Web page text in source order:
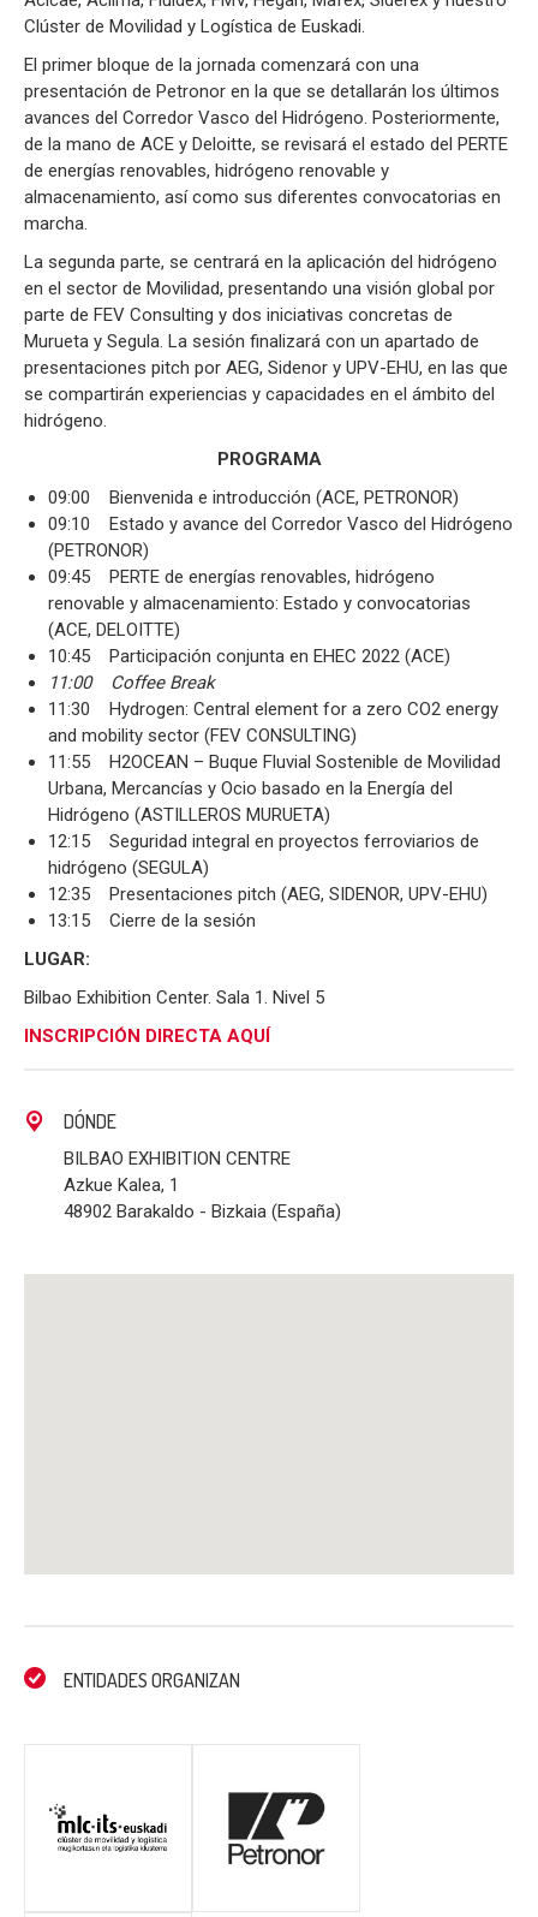
Clúster de Movilidad y Logística de Euskadi.
El primer bloque de la jornada comenzará con una
presentación de Petronor en la que se detallarán los últimos
avances del Corredor Vasco del Hidrógeno. Posteriormente,
de la mano de ACE y Deloitte, se revisará el estado del PERTE
de energías renovables, hidrógeno renovable y
almacenamiento, así como sus diferentes convocatorias en
marcha.
La segunda parte, se centrará en la aplicación del hidrógeno
en el sector de Movilidad, presentando una visión global por
parte de FEV Consulting y dos iniciativas concretas de
Murueta y Segula. La sesión finalizará con un apartado de
presentaciones pitch por AEG, Sidenor y UPV-EHU, en las que
se compartirán experiencias y capacidades en el ámbito del
hidrógeno.
PROGRAMA
09:00 Bienvenida e introducción (ACE, PETRONOR)
09:10 Estado y avance del Corredor Vasco del Hidrógeno
(PETRONOR)
09:45 PERTE de energías renovables, hidrógeno
renovable y almacenamiento: Estado y convocatorias
(ACE, DELOITTE)
10:45 Participación conjunta en EHEC 2022 (ACE)
11:00 Coffee Break
11:30 Hydrogen: Central element for a zero CO2 energy
and mobility sector (FEV CONSULTING)
11:55 H2OCEAN – Buque Fluvial Sostenible de Movilidad
Urbana, Mercancías y Ocio basado en la Energía del
Hidrógeno (ASTILLEROS MURUETA)
12:15 Seguridad integral en proyectos ferroviarios de
hidrógeno (SEGULA)
12:35 Presentaciones pitch (AEG, SIDENOR, UPV-EHU)
13:15 Cierre de la sesión
LUGAR:
Bilbao Exhibition Center. Sala 1. Nivel 5
INSCRIPCIÓN DIRECTA AQUÍ
DÓNDE
BILBAO EXHIBITION CENTRE
Azkue Kalea, 1
48902 Barakaldo - Bizkaia (España)
ENTIDADES ORGANIZAN